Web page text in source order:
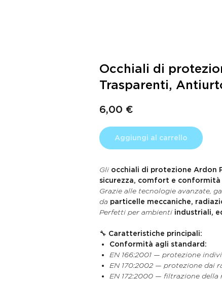
Occhiali di
Trasparenti,
6,00 €
Aggiungi al carrello
Gli occhiali di protezione Ardon
sicurezza, comfort e conformità
Grazie alle tecnologie avanzate,
da particelle meccaniche,
Perfetti per ambienti industriali,
🔧 Caratteristiche principali:
Conformità agli standard:
EN 166:2001 — protezione
EN 170:2002 — protezione dai
EN 172:2000 — filtrazione della